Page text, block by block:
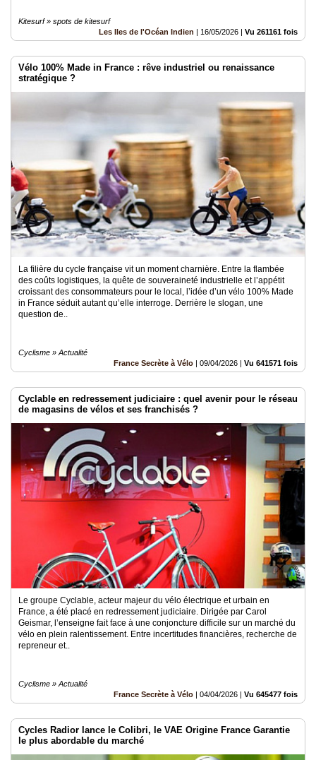
Kitesurf » spots de kitesurf
Les Iles de l'Océan Indien | 16/05/2026 | Vu 261161 fois
Vélo 100% Made in France : rêve industriel ou renaissance
stratégique ?
La filière du cycle française vit un moment charnière. Entre la flambée
des coûts logistiques, la quête de souveraineté industrielle et l’appétit
croissant des consommateurs pour le local, l’idée d’un vélo 100% Made
in France séduit autant qu’elle interroge. Derrière le slogan, une
question de..
Cyclisme » Actualité
France Secrète à Vélo | 09/04/2026 | Vu 641571 fois
Cyclable en redressement judiciaire : quel avenir pour le réseau
de magasins de vélos et ses franchisés ?
Le groupe Cyclable, acteur majeur du vélo électrique et urbain en
France, a été placé en redressement judiciaire. Dirigée par Carol
Geismar, l’enseigne fait face à une conjoncture difficile sur un marché du
vélo en plein ralentissement. Entre incertitudes financières, recherche de
repreneur et..
Cyclisme » Actualité
France Secrète à Vélo | 04/04/2026 | Vu 645477 fois
Cycles Radior lance le Colibri, le VAE Origine France Garantie
le plus abordable du marché